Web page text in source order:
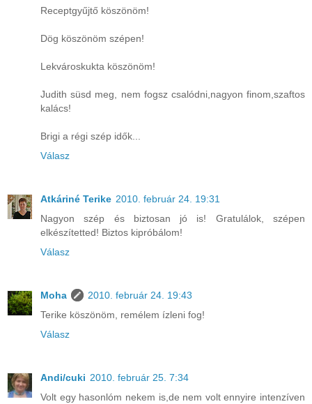
Receptgyűjtő köszönöm!
Dög köszönöm szépen!
Lekvároskukta köszönöm!
Judith süsd meg, nem fogsz csalódni,nagyon finom,szaftos
kalács!
Brigi a régi szép idők...
Válasz
Atkáriné Terike 2010. február 24. 19:31
Nagyon szép és biztosan jó is! Gratulálok, szépen
elkészítetted! Biztos kipróbálom!
Válasz
Moha
2010. február 24. 19:43
Terike köszönöm, remélem ízleni fog!
Válasz
Andi/cuki 2010. február 25. 7:34
Volt egy hasonlóm nekem is,de nem volt ennyire intenzíven